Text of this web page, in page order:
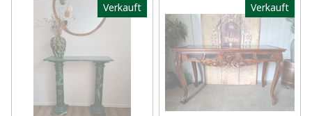
Verkauft Verkauft